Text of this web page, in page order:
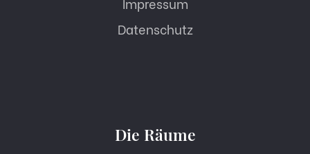
Datenschutz
Die Räume